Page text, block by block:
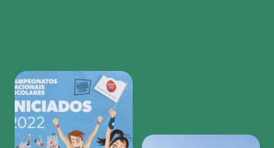
Region
featured
bottom